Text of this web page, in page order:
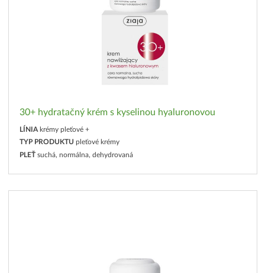
30+ hydratačný krém s kyselinou hyaluronovou
LÍNIA krémy pleťové +
TYP PRODUKTU pleťové krémy
PLEŤ suchá, normálna, dehydrovaná